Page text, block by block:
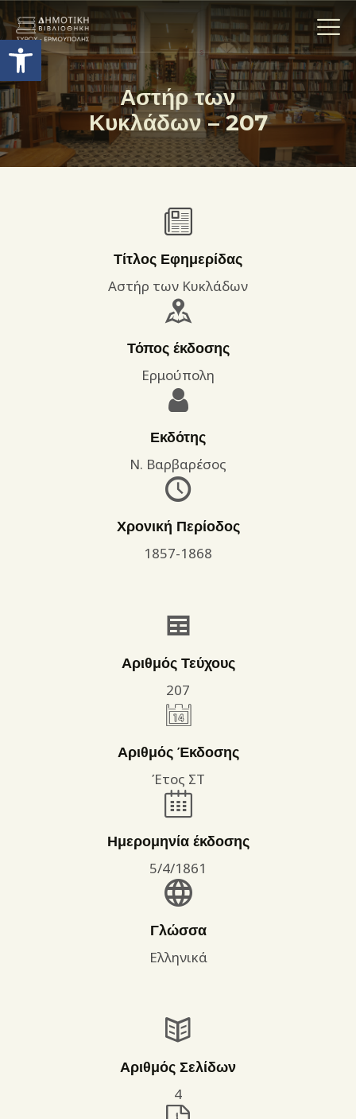
Ανοίξτε τη γραμμή εργαλείων
Αστήρ των
Κυκλάδων – 207
Η ΒΙΒΛΙΟΘΗΚΗ
ΟΙ ΣΥΛΛΟΓΈΣ
ΕΚΘΕΣΕΙΣ
ΨΗΦΙΑΚΌ ΑΡΧΕΊΟ
ΔΡΑΣΤΗΡΙΟΤΗΤΕΣ
ΕΠΙΚΟΙΝΩΝΊΑ
ΌΡΟΙ ΧΡΉΣΗΣ
Τίτλος Εφημερίδας
Αστήρ των Κυκλάδων
Τόπος έκδοσης
Ερμούπολη
Εκδότης
Ν. Βαρβαρέσος
Χρονική Περίοδος
1857-1868
Αριθμός Τεύχους
207
Αριθμός Έκδοσης
Έτος ΣΤ
Ημερομηνία έκδοσης
5/4/1861
Γλώσσα
Ελληνικά
Αριθμός Σελίδων
4